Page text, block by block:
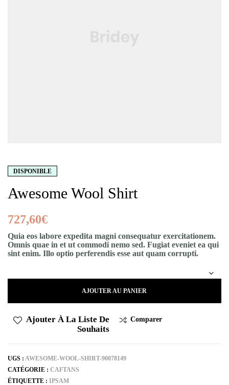
DISPONIBLE
Awesome Wool Shirt
727,60€
Quia eos labore expedita magni consequatur exercitationem.
Omnis quae in et ut commodi nemo sed. Fugiat eveniet ea qui
sint enim. Illo optio perferendis esse aut quam corrupti.
AJOUTER AU PANIER
Ajouter À La Liste De
Souhaits
Comparer
UGS : AWESOME-WOOL-SHIRT-90078149
CATÉGORIE : CAFTANS
ÉTIQUETTE : IPSAM